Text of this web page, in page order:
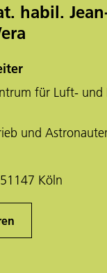
habil.
für Luft- und
und
Köln